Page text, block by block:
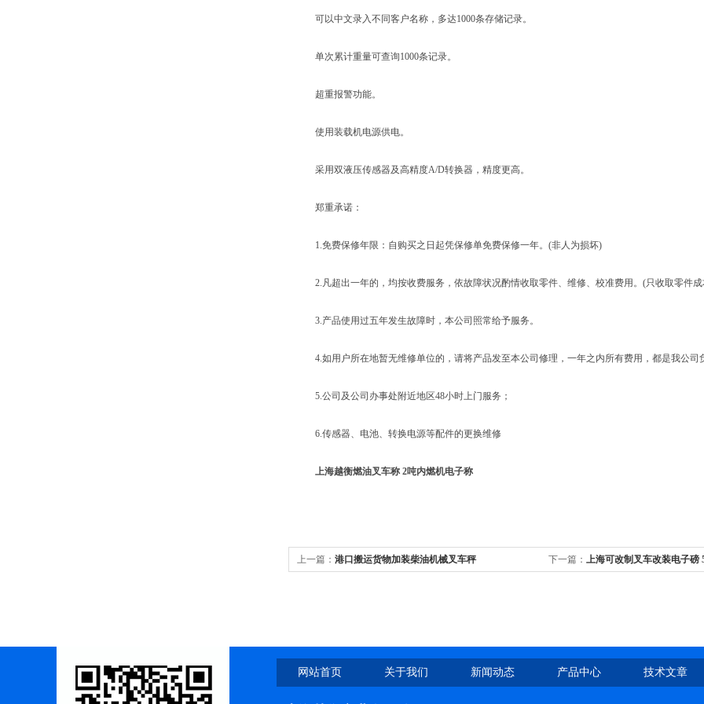
可以中文录入不同客户名称，多达1000条存储记录。
单次累计重量可查询1000条记录。
超重报警功能。
使用装载机电源供电。
采用双液压传感器及高精度A/D转换器，精度更高。
郑重承诺：
1.免费保修年限：自购买之日起凭保修单免费保修一年。(非人为损坏)
2.凡超出一年的，均按收费服务，依故障状况酌情收取零件、维修、校准费用。(只收取零件成
3.产品使用过五年发生故障时，本公司照常给予服务。
4.如用户所在地暂无维修单位的，请将产品发至本公司修理，一年之内所有费用，都是我公司
5.公司及公司办事处附近地区48小时上门服务；
6.传感器、电池、转换电源等配件的更换维修
上海越衡燃油叉车称 2吨内燃机电子称
上一篇： 港口搬运货物加装柴油机械叉车秤 下一篇： 上海可改制叉车改装电子磅
网站首页 关于我们 新闻动态 产品中心 技术文章